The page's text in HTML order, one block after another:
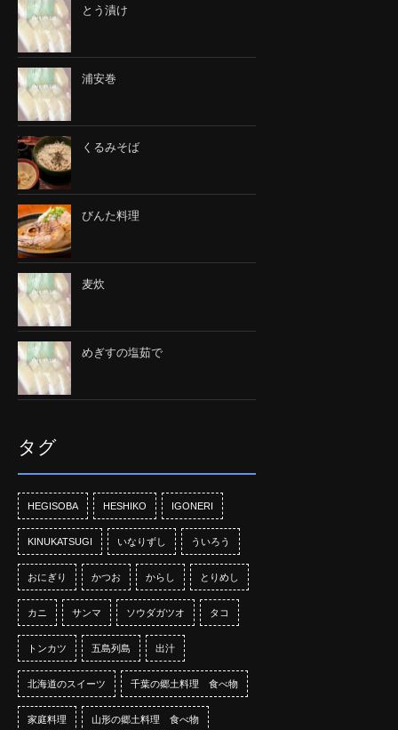
とう漬け
浦安巻
くるみそば
びんた料理
麦炊
めぎすの塩茹で
タグ
HEGISOBA HESHIKO IGONERI
KINUKATSUGI いなりずし ういろう
おにぎり かつお からし とりめし
カニ サンマ ソウダガツオ タコ
トンカツ 五島列島 出汁
北海道のスイーツ 千葉の郷土料理 食べ物
家庭料理 山形の郷土料理 食べ物